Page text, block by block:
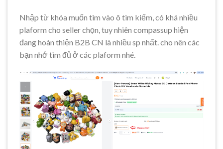
Nhập từ khóa muốn tìm vào ô tìm kiếm, có khá nhiều
plaform cho seller chọn, tuy nhiên compassup hiện
đang hoàn thiện B2B CN là nhiều sp nhất. cho nên các
bạn nhớ tìm đủ ở các plaform nhé.